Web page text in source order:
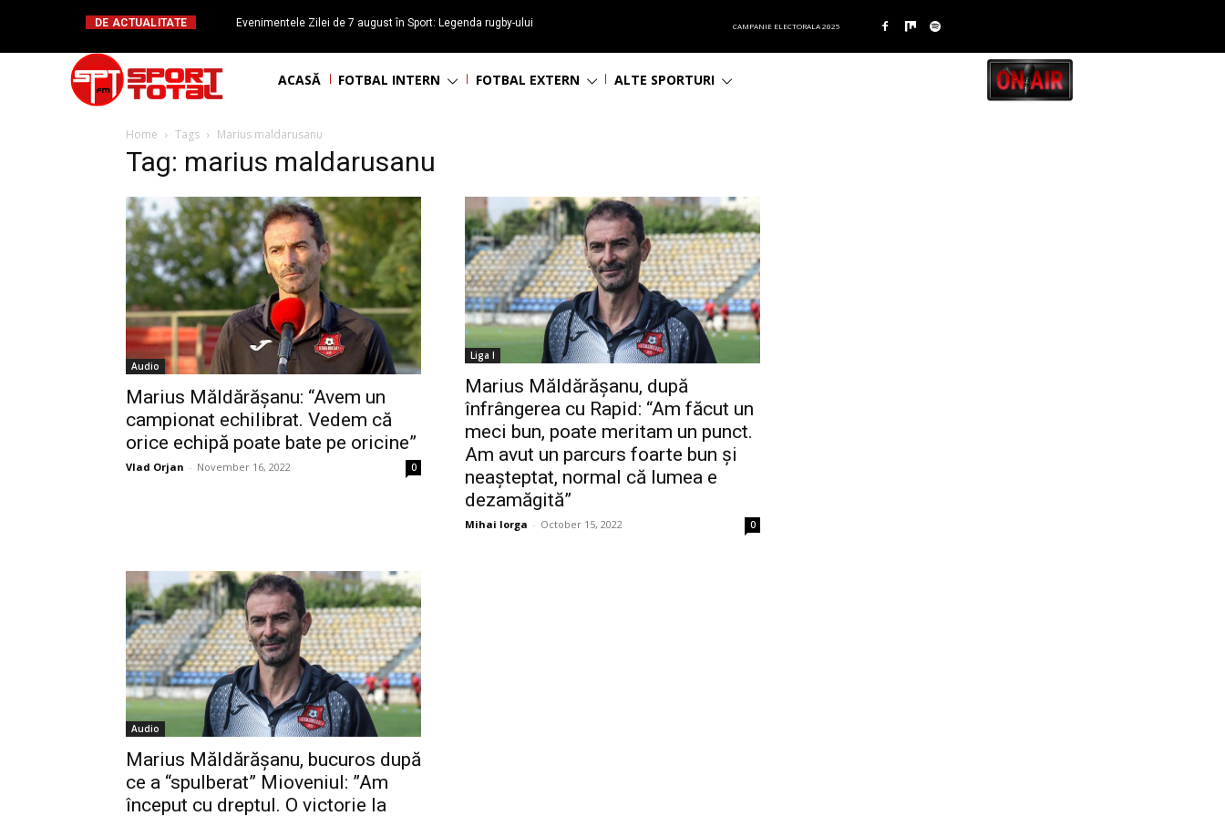
DE ACTUALITATE
Evenimentele Zilei de 7 august în Sport: Legenda rugby-ului
CAMPANIE ELECTORALA 2025
ACASĂ FOTBAL INTERN FOTBAL EXTERN ALTE SPORTURI
Home Tags Marius maldarusanu
Tag: marius maldarusanu
Audio
Marius Măldărășanu: “Avem un
campionat echilibrat. Vedem că
orice echipă poate bate pe oricine”
Vlad Orjan - November 16, 2022 0
Liga I
Marius Măldărășanu, după
înfrângerea cu Rapid: “Am făcut un
meci bun, poate meritam un punct.
Am avut un parcurs foarte bun și
neașteptat, normal că lumea e
dezamăgită”
Mihai Iorga - October 15, 2022 0
Audio
Marius Măldărășanu, bucuros după
ce a “spulberat” Mioveniul: ”Am
început cu dreptul. O victorie la